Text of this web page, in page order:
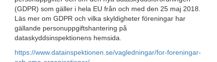
(GDPR) som gäller i hela EU från och med den 25 maj 2018.
Läs mer om GDPR och vilka skyldigheter föreningar har
gällande personuppgiftshantering på
dataskyddsinspektionens hemsida.
https://www.datainspektionen.se/vagledningar/for-foreningar-